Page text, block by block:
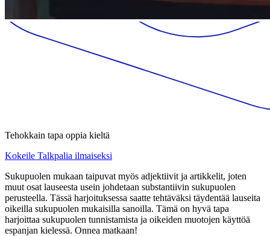
Tehokkain tapa oppia kieltä
Kokeile Talkpalia ilmaiseksi
Sukupuolen mukaan taipuvat myös adjektiivit ja artikkelit, joten
muut osat lauseesta usein johdetaan substantiivin sukupuolen
perusteella. Tässä harjoituksessa saatte tehtäväksi täydentää lauseita
oikeilla sukupuolen mukaisilla sanoilla. Tämä on hyvä tapa
harjoittaa sukupuolen tunnistamista ja oikeiden muotojen käyttöä
espanjan kielessä. Onnea matkaan!